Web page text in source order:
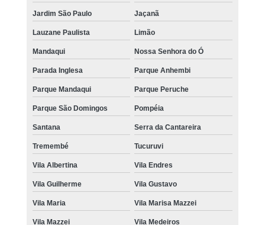
Jardim São Paulo Jaçanã
Lauzane Paulista Limão
Mandaqui Nossa Senhora do Ó
Parada Inglesa Parque Anhembi
Parque Mandaqui Parque Peruche
Parque São Domingos Pompéia
Santana Serra da Cantareira
Tremembé Tucuruvi
Vila Albertina Vila Endres
Vila Guilherme Vila Gustavo
Vila Maria Vila Marisa Mazzei
Vila Mazzei
Vila Medeiros